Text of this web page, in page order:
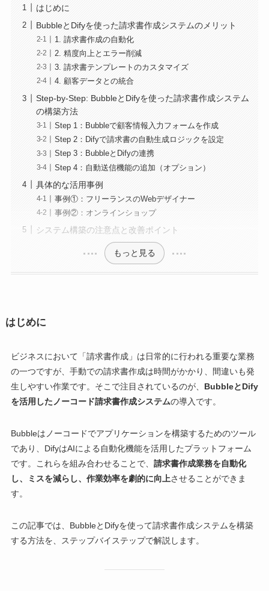
はじめに
BubbleとDifyを使った請求書作成システムのメリット
1. 請求書作成の自動化
2. 精度向上とエラー削減
3. 請求書テンプレートのカスタマイズ
4. 顧客データとの統合
Step-by-Step: BubbleとDifyを使った請求書作成システム
の構築方法
Step 1：Bubbleで顧客情報入力フォームを作成
Step 2：Difyで請求書の自動生成ロジックを設定
Step 3：BubbleとDifyの連携
Step 4：自動送信機能の追加（オプション）
具体的な活用事例
事例①：フリーランスのWebデザイナー
事例②：オンラインショップ
システム構築の注意点と改善ポイント
もっと見る
はじめに
ビジネスにおいて「請求書作成」は日常的に行われる重要な業務
の一つですが、手動での請求書作成は時間がかかり、間違いも発
生しやすい作業です。そこで注目されているのが、 BubbleとDify
を活用したノーコード請求書作成システムの導入です。
Bubbleはノーコードでアプリケーションを構築するためのツール
であり、DifyはAIによる自動化機能を活用したプラットフォーム
です。これらを組み合わせることで、 請求書作成業務を自動化
し、ミスを減らし、作業効率を劇的に向上させることができま
す。
この記事では、BubbleとDifyを使って請求書作成システムを構築
する方法を、ステップバイステップで解説します。